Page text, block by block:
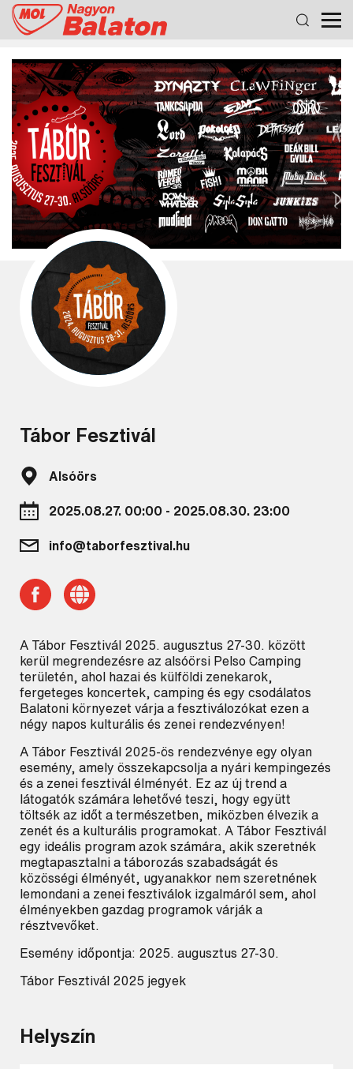
Tábor Fesztivál
Alsóörs
2025.08.27. 00:00 - 2025.08.30. 23:00
info@taborfesztival.hu
A Tábor Fesztivál 2025. augusztus 27-30. között
kerül megrendezésre az alsóörsi Pelso Camping
területén, ahol hazai és külföldi zenekarok,
fergeteges koncertek, camping és egy csodálatos
Balatoni környezet várja a fesztiválozókat ezen a
négy napos kulturális és zenei rendezvényen!
A Tábor Fesztivál 2025-ös rendezvénye egy olyan
esemény, amely összekapcsolja a nyári kempingezés
és a zenei fesztivál élményét. Ez az új trend a
látogatók számára lehetővé teszi, hogy együtt
töltsék az időt a természetben, miközben élvezik a
zenét és a kulturális programokat. A Tábor Fesztivál
egy ideális program azok számára, akik szeretnék
megtapasztalni a táborozás szabadságát és
közösségi élményét, ugyanakkor nem szeretnének
lemondani a zenei fesztiválok izgalmáról sem, ahol
élményekben gazdag programok várják a
résztvevőket.
Esemény időpontja: 2025. augusztus 27-30.
Tábor Fesztivál 2025 jegyek
Helyszín